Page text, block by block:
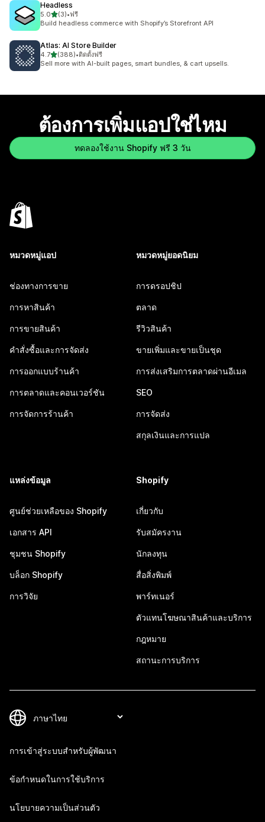
Headless
5.0เต็ม 5 ดาว
(3)
ทั้งหมด 3 รีวิว
•ฟรี
Build headless commerce with Shopify’s Storefront API
Atlas: AI Store Builder
4.7เต็ม 5 ดาว
(388)
ทั้งหมด 388 รีวิว
•ติดตั้งฟรี
Sell more with AI-built pages, smart bundles, & cart upsells.
ต้องการเพิ่มแอปใช่ไหม
ทดลองใช้งาน Shopify ฟรี 3 วัน
หมวดหมู่แอป
ช่องทางการขาย
การหาสินค้า
การขายสินค้า
คำสั่งซื้อและการจัดส่ง
การออกแบบร้านค้า
การตลาดและคอนเวอร์ชัน
การจัดการร้านค้า
หมวดหมู่ยอดนิยม
การดรอปชิป
ตลาด
รีวิวสินค้า
ขายเพิ่มและขายเป็นชุด
การส่งเสริมการตลาดผ่านอีเมล
SEO
การจัดส่ง
สกุลเงินและการแปล
แหล่งข้อมูล
ศูนย์ช่วยเหลือของ Shopify
เอกสาร API
ชุมชน Shopify
บล็อก Shopify
การวิจัย
Shopify
เกี่ยวกับ
รับสมัครงาน
นักลงทุน
สื่อสิ่งพิมพ์
พาร์ทเนอร์
ตัวแทนโฆษณาสินค้าและบริการ
กฎหมาย
สถานะการบริการ
การเข้าสู่ระบบสำหรับผู้พัฒนา
ข้อกำหนดในการใช้บริการ
นโยบายความเป็นส่วนตัว